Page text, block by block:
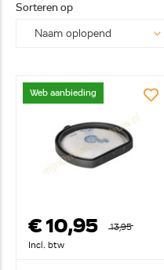
Sorteren op
Web aanbieding
€ 10,95
13,95
Incl. btw